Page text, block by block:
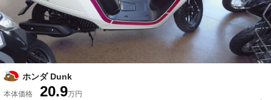
ホンダ Dunk
本体価格 20.9万円